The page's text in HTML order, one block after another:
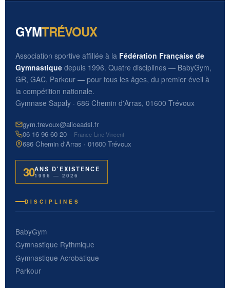
GYMTRÉVOUX
Association sportive affiliée à la Fédération Française de
Gymnastique depuis 1996. Quatre disciplines — BabyGym,
GR, GAC, Parkour — pour tous les âges, du premier éveil à
la compétition nationale.
Gymnase Sapaly · 686 Chemin d'Arras, 01600 Trévoux
gym.trevoux@aliceadsl.fr
06 16 96 60 20— France-Line Vincent
686 Chemin d'Arras · 01600 Trévoux
30ANS D'EXISTENCE
1996 — 2026
DISCIPLINES
BabyGym
Gymnastique Rythmique
Gymnastique Acrobatique
Parkour